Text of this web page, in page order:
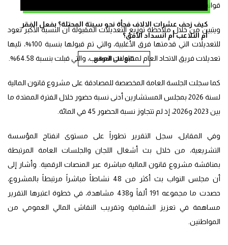
كيف زحف عشرات الالاف فجأة نحو سبتة المحتلة؟ بفعل الفقر
أم التلاعب أم انسداد الأفق؟
تابع على الموقع
قوانين المالية.
ويتبين من خلال ملاحظة توزيع التعديلات المقبولة أن النسبة الأكبر تعود
للتعديلات التي قدمتها فرق الأغلبية، والتي تم قبولها بنسبة 100%، تليها
تعديلات فريق الاتحاد العام لمقاولات المغرب، والتي قبلت بنسبة 64.58%.
كما سجلت الجلسة العامة المخصصة للمصادقة على مشروع قانون المالية
لسنة 2026 بمجلس المستشارين أدنى نسبة حضور خلال الفترة الممتدة ما
بين 2023 و2026، إذ لم تتجاوز نسبة الحضور 45 في المائة.
وفي المقابل، سجل التقرير تطوراً على مستوى انفتاح المؤسسة
التشريعية، من خلال بث أشغال اللجان والجلسات العامة المرتبطة
بمناقشة مشروع قانون المالية مباشرة عبر المنصات الرقمية. وأشار إلى
أن مجلس النواب بث أكثر من 48 نشاطاً مباشراً مرتبطاً بالمشروع،
حصدت ما مجموعه 191 ألفاً و438 مشاهدة، في خطوة اعتبرها التقرير
مساهمة في تعزيز الشفافية وتقريب النقاش المالي العمومي من
المواطنين.